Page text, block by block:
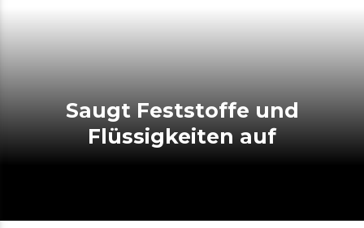
Saugt Feststoffe und
Flüssigkeiten auf